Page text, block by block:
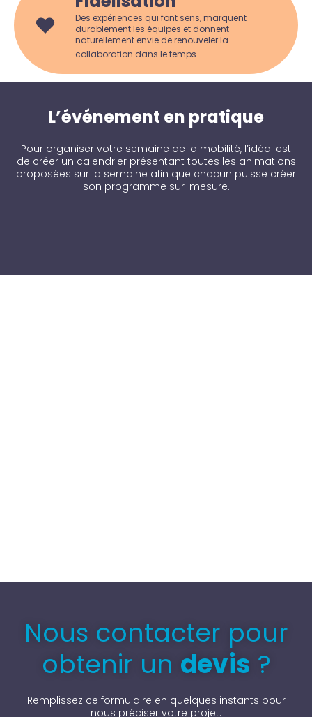
Des expériences qui font sens, marquent
durablement les équipes et donnent
naturellement envie de renouveler la
collaboration dans le temps.
L’événement en pratique
Pour organiser votre semaine de la mobilité, l’idéal est
de créer un calendrier présentant toutes les animations
proposées sur la semaine afin que chacun puisse créer
son programme sur-mesure.
Nous contacter pour
obtenir un devis ?
Remplissez ce formulaire en quelques instants pour
nous préciser votre projet.